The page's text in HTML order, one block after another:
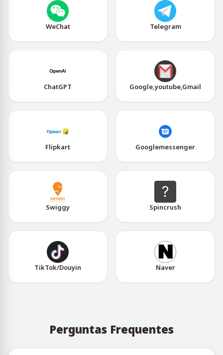
WeChat Telegram
ChatGPT Google,youtube,Gmail
Flipkart Googlemessenger
Swiggy Spincrush
TikTok/Douyin Naver
Perguntas Frequentes